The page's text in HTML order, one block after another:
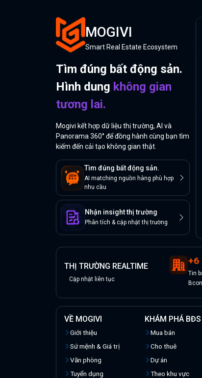
MOGIVI
Smart Real Estate Ecosystem
Tìm đúng bất động sản.
Hình dung không gian
tương lai.
Mogivi kết hợp dữ liệu thị trường, AI và
Panorama 360° để đồng hành cùng bạn tìm
kiếm đến cải tạo không gian thật.
Tìm đúng bất động sản.
AI matching nguồn hàng phù hợp
nhu cầu
Nhận insight thị trường
Phân tích & cập nhật thị trường
THỊ TRƯỜNG REALTIME
Cập nhật liên tục
+6
Tin
VỀ MOGIVI
Giới thiệu
Sứ mệnh & Giá trị
Văn phòng
Tuyển dụng
KHÁM PHÁ BĐS
Mua bán
Cho thuê
Dự án
Theo khu vực